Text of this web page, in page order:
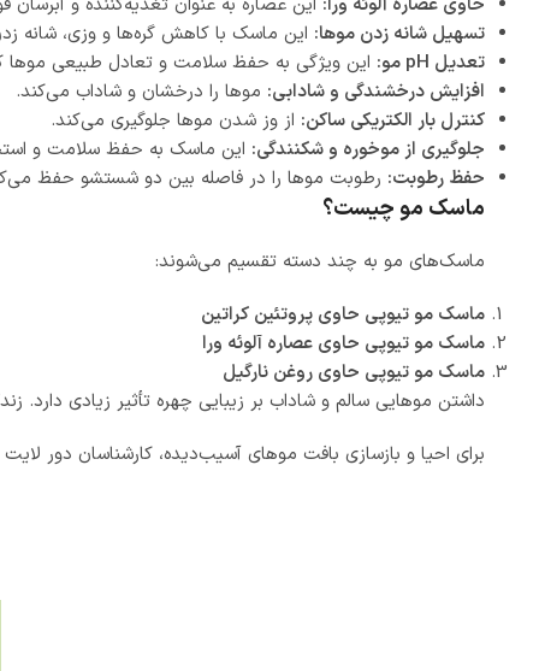
تسهیل شانه زدن موها: این ماسک با کاهش گره‌ها و وزی، شانه
تعدیل pH مو:
این ویژگی به حفظ سلامت و تعادل طبیعی
افزایش درخشندگی و شادابی: موها را درخشان و شاداب می‌کند.
کنترل بار الکتریکی ساکن: از وز شدن موها جلوگیری می‌کند.
جلوگیری از موخوره و شکنندگی: این ماسک به حفظ سلامت و
حفظ رطوبت: رطوبت موها را در فاصله بین دو شستشو حفظ
ماسک مو چیست؟
ماسک‌های مو به چند دسته تقسیم می‌شوند:
ماسک مو تیوپی حاوی پروتئین کراتین
ماسک مو تیوپی حاوی عصاره آلوئه ورا
ماسک مو تیوپی حاوی روغن نارگیل
داشتن موهایی سالم و شاداب بر زیبایی چهره تأثیر زیادی
برای احیا و بازسازی بافت موهای آسیب‌دیده، کارشناسان دور